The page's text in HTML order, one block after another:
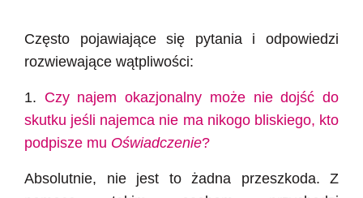
Często pojawiające się pytania i odpowiedzi
rozwiewające wątpliwości:
1. Czy najem okazjonalny może nie dojść do
skutku jeśli najemca nie ma nikogo bliskiego, kto
podpisze mu Oświadczenie?
Absolutnie, nie jest to żadna przeszkoda. Z